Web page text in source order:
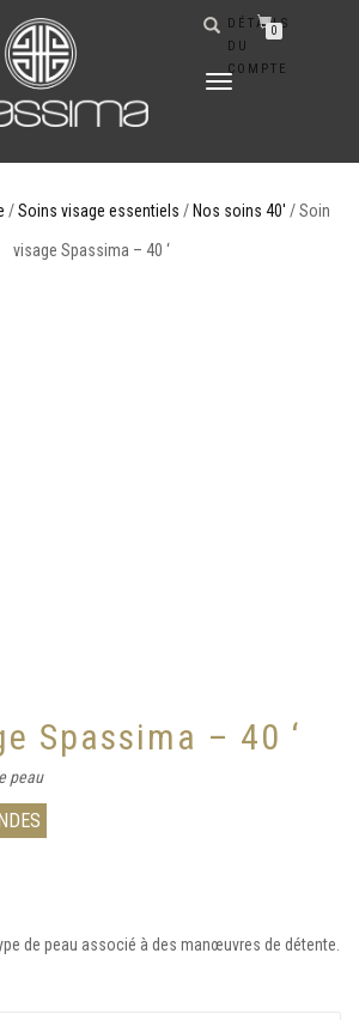
DÉPLIER
DÉTAILS
DU
COMPTE
0
/Soins visage essentiels / Nos soins 40' / Soin
visage Spassima – 40 ‘
Spassima – 40 ‘
peau
de peau associé à des manœuvres de détente.